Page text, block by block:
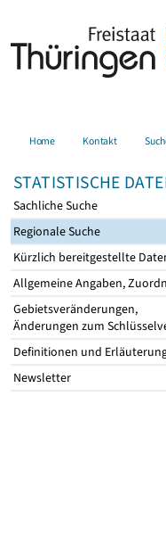
Home Kontakt
STATISTISCHE
Sachliche Suche
Regionale Suche
Kürzlich bereitgestellte
Allgemeine Angaben,
Gebietsveränderungen,
Änderungen zum
Definitionen und
Newsletter